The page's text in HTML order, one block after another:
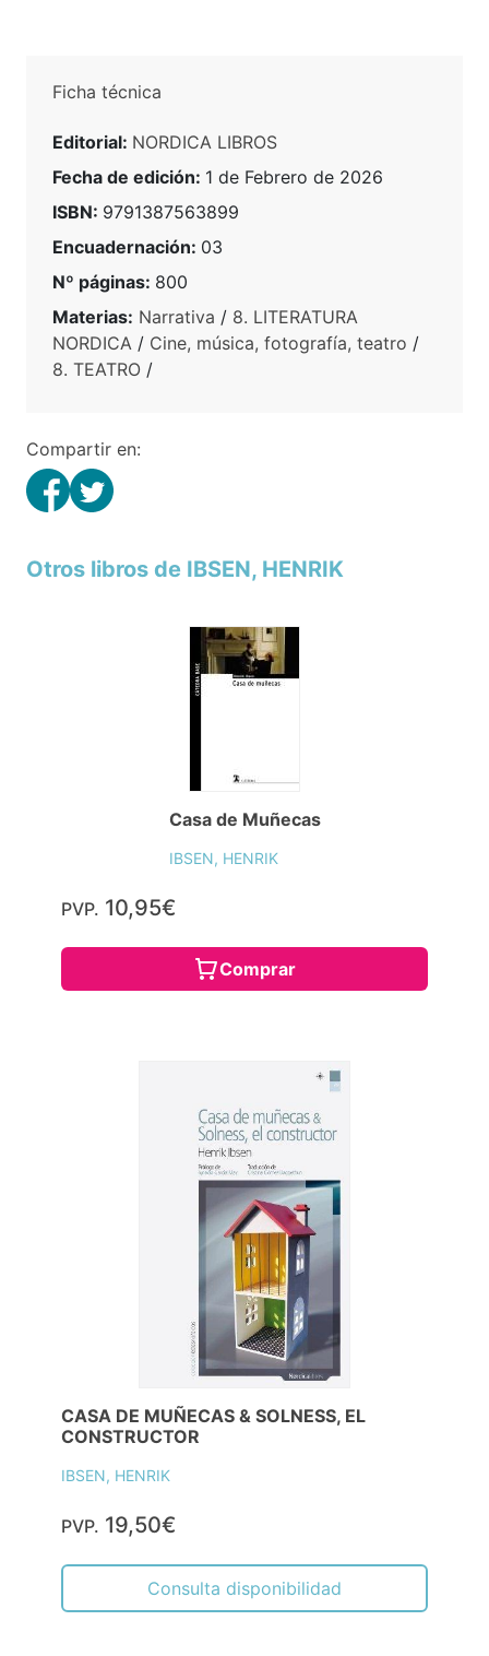
Ficha técnica
Editorial: NORDICA LIBROS
Fecha de edición: 1 de Febrero de 2026
ISBN: 9791387563899
Encuadernación: 03
Nº páginas: 800
Materias: Narrativa / 8. LITERATURA
NORDICA / Cine, música, fotografía, teatro /
8. TEATRO /
Compartir en:
Otros libros de IBSEN, HENRIK
Casa de Muñecas
IBSEN, HENRIK
PVP. 10,95€
Comprar
CASA DE MUÑECAS & SOLNESS, EL
CONSTRUCTOR
IBSEN, HENRIK
PVP. 19,50€
Consulta disponibilidad